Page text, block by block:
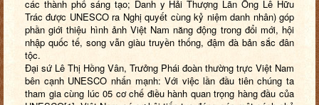
các thành phố sáng tạo; Danh y Hải Thượng Lãn Ông Lê Hữu
Trác được UNESCO ra Nghị quyết cùng kỷ niệmdanh nhân) góp
phần giới thiệu hình ảnh Việt Nam năng động trong đổi mới, hội
nhập quốc tế, song vẫn giàu truyền thống, đậm đà bản sắc đân
tộc.
Đại sứ Lê Thị Hồng Vân, Trưởng Phái đoàn thường trực Việt Nam
bên cạnh UNESCO nhấn mạnh: Với việc lần đầu tiên chúng ta
tham gia cùng lúc 05 cơ chế điều hành quan trọng hàng đầu của